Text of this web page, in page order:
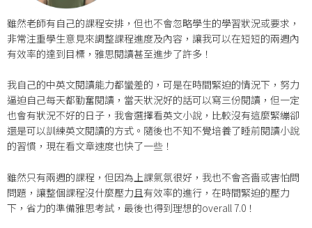
雖然老師有自己的課程安排，但也不會忽略學生的學習狀況或要求，
非常注重學生意見來調整課程進度及內容，讓我可以在短短的兩週內
有效率的達到目標，雅思閱讀甚至進步了許多！
我自己的中英文閱讀能力都蠻差的，可是在時間緊迫的情況下，努力
逼迫自己每天都勤奮閱讀，當天狀況好的話可以寫三份閱讀，但一定
也會有狀況不好的日子，我會選擇看英文小說，比較沒有這麼緊繃卻
還是可以訓練英文閱讀的方式。隨後也不知不覺培養了睡前閱讀小說
的習慣，現在看文章速度也快了一些！
雖然只有兩週的課程，但因為上課氣氛很好，我也不會吝嗇或害怕問
問題，讓整個課程沒什麼壓力且有效率的進行，在時間緊迫的壓力
下，省力的準備雅思考試，最後也得到理想的overall 7.0！